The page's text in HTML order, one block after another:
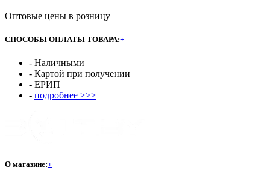
Оптовые цены в розницу
СПОСОБЫ ОПЛАТЫ ТОВАРА:+
- Наличными
- Картой при получении
- ЕРИП
- подробнее >>>
О магазине:+